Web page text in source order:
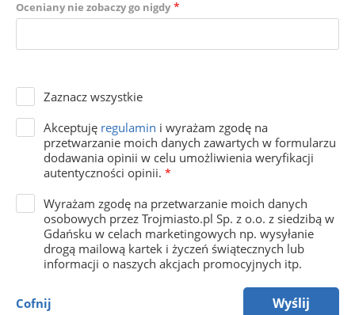
Oceniany nie zobaczy go nigdy *
Zaznacz wszystkie
Akceptuję regulamin i wyrażam zgodę na
przetwarzanie moich danych zawartych w formularzu
dodawania opinii w celu umożliwienia weryfikacji
autentyczności opinii. *
Wyrażam zgodę na przetwarzanie moich danych
osobowych przez Trojmiasto.pl Sp. z o.o. z siedzibą w
Gdańsku w celach marketingowych np. wysyłanie
drogą mailową kartek i życzeń świątecznych lub
informacji o naszych akcjach promocyjnych itp.
Cofnij Wyślij